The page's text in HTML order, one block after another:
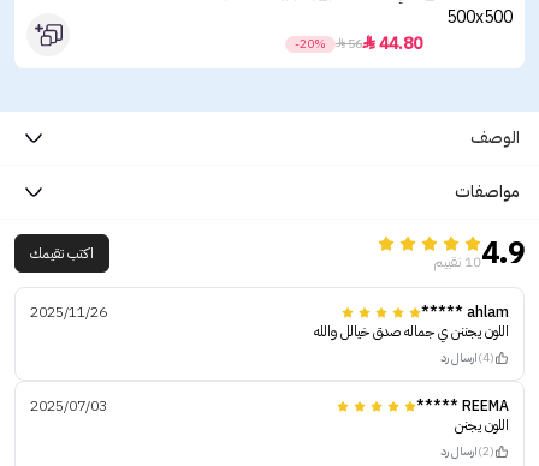
44.80

56

-20%
الوصف
مواصفات
4.910 تقييم اكتب تقيمك
ahlam *****
2025/11/26
اللون يجننن ي جماله صدق خيالل والله
(4) ارسال رد
REEMA *****
2025/07/03
اللون يجنن
(2) ارسال رد